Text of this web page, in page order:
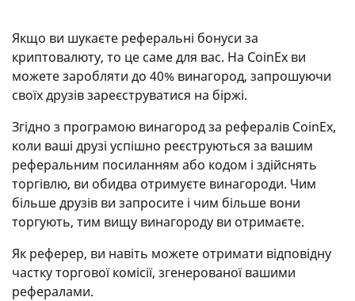
Якщо ви шукаєте реферальні бонуси за
криптовалюту, то це саме для вас. На CoinEx ви
можете заробляти до 40% винагород, запрошуючи
своїх друзів зареєструватися на біржі.
Згідно з програмою винагород за рефералів CoinEx,
коли ваші друзі успішно реєструються за вашим
реферальним посиланням або кодом і здійснять
торгівлю, ви обидва отримуєте винагороди. Чим
більше друзів ви запросите і чим більше вони
торгують, тим вищу винагороду ви отримаєте.
Як реферер, ви навіть можете отримати відповідну
частку торгової комісії, згенерованої вашими
рефералами.